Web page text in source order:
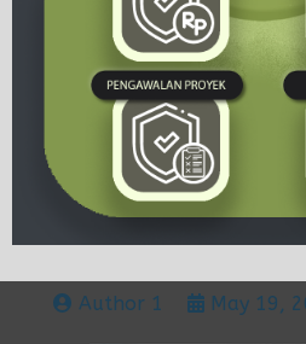
Author 1 May 19,